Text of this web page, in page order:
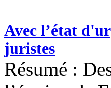
Avec l’état
juristes
Résumé :